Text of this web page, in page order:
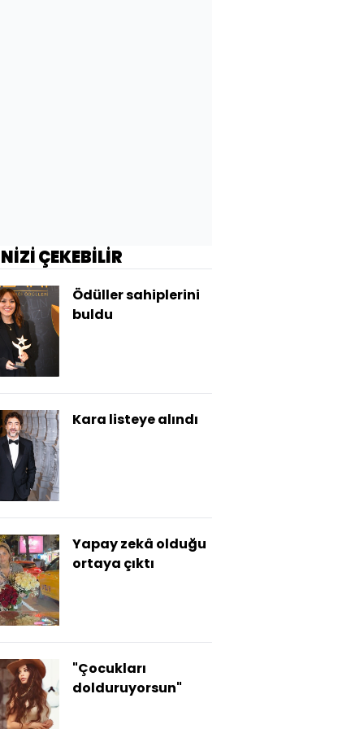
ÇEKEBİLİR
Ödüller sahiplerini
buldu
Kara listeye alındı
Yapay zekâ olduğu
ortaya çıktı
"Çocukları
dolduruyorsun"